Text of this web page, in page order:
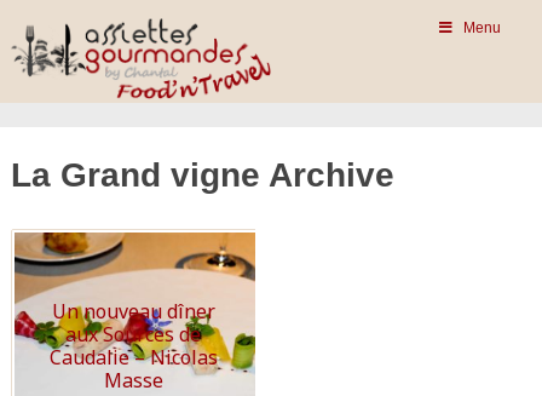
Menu
La Grand vigne Archive
Un nouveau dîner
aux Sources de
Caudalie – Nicolas
Masse